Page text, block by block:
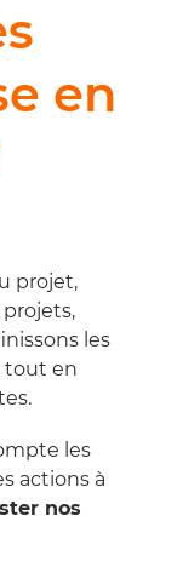
en
projet,
les
tout en
les
actions à
nos